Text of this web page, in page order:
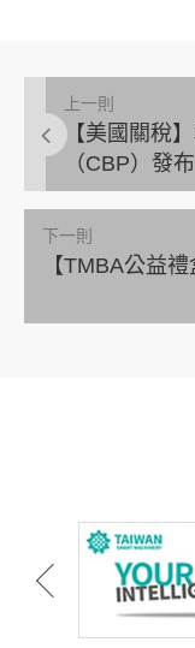
上一則
【美國關稅
（CBP）發
條款關稅指
下一則
【TMBA公益